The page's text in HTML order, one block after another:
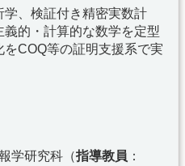
学、検証付き精密実数計
的・計算的な数学を定型
COQ等の証明支援系で実
学研究科（指導教員 ：